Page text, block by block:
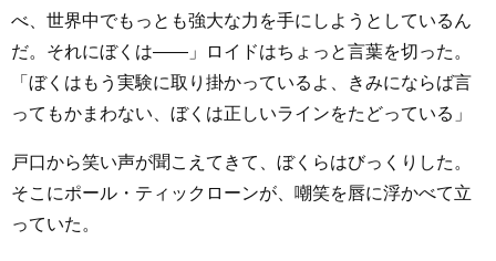
べ、世界中でもっとも強大な力を手にしようとしているん
だ。それにぼくは――」ロイドはちょっと言葉を切った。
「ぼくはもう実験に取り掛かっているよ、きみにならば言
ってもかまわない、ぼくは正しいラインをたどっている」
戸口から笑い声が聞こえてきて、ぼくらはびっくりした。
そこにポール・ティックローンが、嘲笑を唇に浮かべて立
っていた。